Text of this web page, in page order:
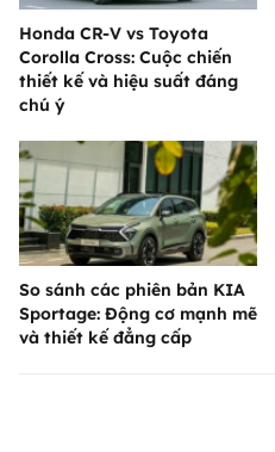
Honda CR-V vs Toyota
Corolla Cross: Cuộc chiến
thiết kế và hiệu suất đáng
chú ý
So sánh các phiên bản KIA
Sportage: Động cơ mạnh mẽ
và thiết kế đẳng cấp